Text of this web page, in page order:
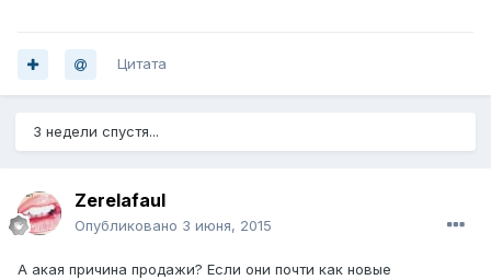
Цитата
3 недели спустя...
Zerelafaul
Опубликовано 3 июня, 2015
А акая причина продажи? Если они почти как новые